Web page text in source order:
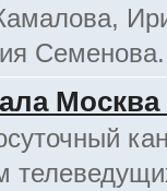
Семенова.
Москва